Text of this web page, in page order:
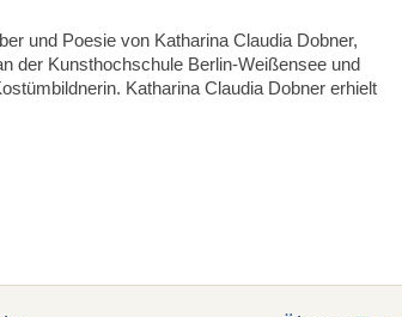
und Poesie von Katharina Claudia Dobner,
der Kunsthochschule Berlin-Weißensee und
Katharina Claudia Dobner erhielt